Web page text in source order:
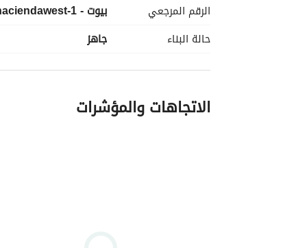
الرقم المرجعي
بيوت - s-haciendawest-1
حالة البناء
جاهز
الاتجاهات والمؤشرات